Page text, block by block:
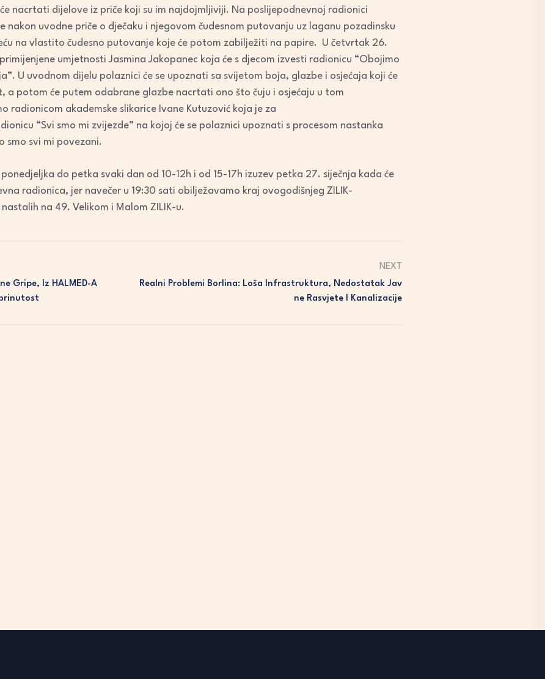
nacrtati dijelove iz priče koji su im najdojmljiviji. Na poslijepodnevnoj radionici
nakon uvodne priče o dječaku i njegovom čudesnom putovanju uz laganu pozadinsku
na vlastito čudesno putovanje koje će potom zabilježiti na papire. U četvrtak 26.
umjetnosti Jasmina Jakopanec koja će s djecom izvesti radionicu “Obojimo
U uvodnom dijelu polaznici će se upoznati sa svijetom boja, glazbe i osjećaja koji će
a potom će putem odabrane glazbe nacrtati ono što čuju i osjećaju u tom
radionicom akademske slikarice Ivane Kutuzović koja je za
“Svi smo mi zvijezde” na kojoj će se polaznici upoznati s procesom nastanka
smo svi mi povezani.
do petka svaki dan od 10-12h i od 15-17h izuzev petka 27. siječnja kada će
radionica, jer navečer u 19:30 sati obilježavamo kraj ovogodišnjeg ZILIK-
na 49. Velikom i Malom ZILIK-u.
Gripe, Iz HALMED-A
NEXT
Realni Problemi Borlina: Loša Infrastruktura, Nedostatak Jav
Ne Rasvjete I Kanalizacije